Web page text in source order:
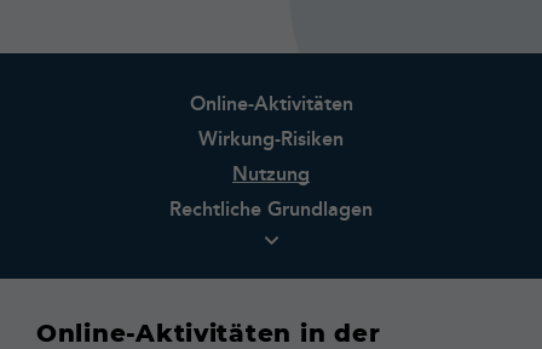
Online-Aktivitäten
Wirkung-Risiken
Nutzung
Rechtliche Grundlagen
Online-Aktivitäten in der